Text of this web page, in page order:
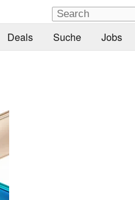
Deals Suche Jobs